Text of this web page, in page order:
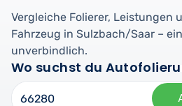
Vergleiche Folierer, Leistungen
Fahrzeug in Sulzbach/Saar –
unverbindlich.
Wo suchst du